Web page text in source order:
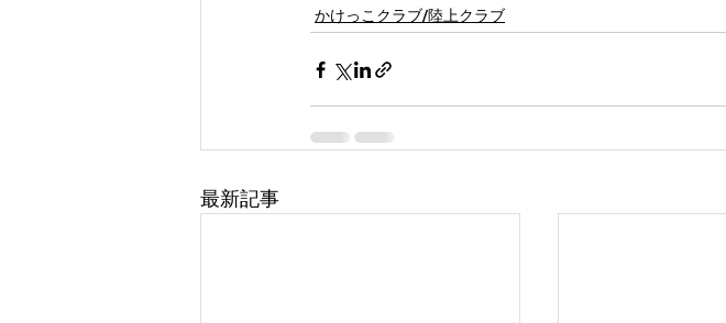
かけっこクラブ/陸上クラブ
最新記事